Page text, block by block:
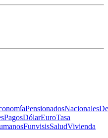
PensionadosNacionales
PagosDólarEuroTasa
FunvisisSaludVivienda